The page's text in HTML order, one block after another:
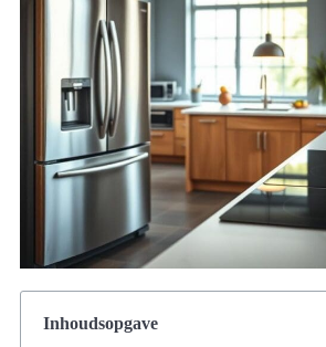
Inhoudsopgave